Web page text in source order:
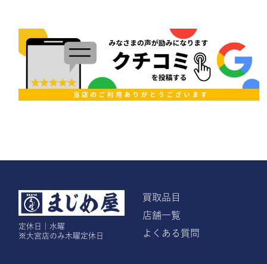
定休日｜水曜
※大宮店のみ木曜定休日
買取品目
店舗一覧
よくある質問